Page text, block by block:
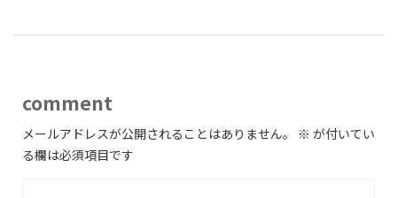
comment
メールアドレスが公開されることはありません。 ※ が付いてい
る欄は必須項目です